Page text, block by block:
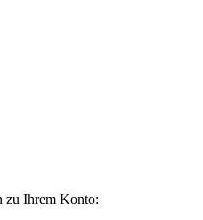
zu Ihrem Konto: